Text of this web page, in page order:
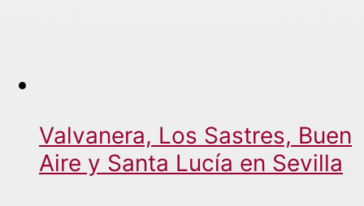
Valvanera, Los Sastres, Buen
Aire y Santa Lucía en Sevilla